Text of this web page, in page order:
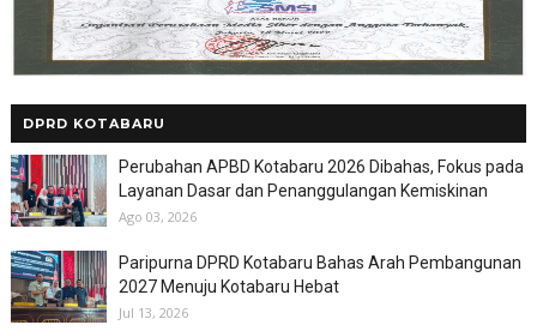
DPRD KOTABARU
Perubahan APBD Kotabaru 2026 Dibahas, Fokus pada
Layanan Dasar dan Penanggulangan Kemiskinan
Ago 03, 2026
Paripurna DPRD Kotabaru Bahas Arah Pembangunan
2027 Menuju Kotabaru Hebat
Jul 13, 2026